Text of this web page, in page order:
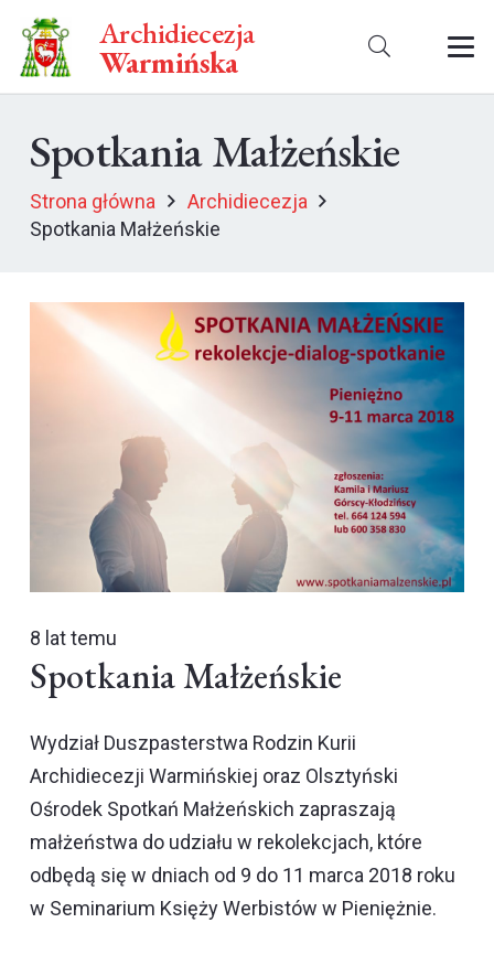
Archidiecezja
Warmińska
Spotkania Małżeńskie
Strona główna
Archidiecezja
Spotkania Małżeńskie
8 lat temu
Spotkania Małżeńskie
Wydział Duszpasterstwa Rodzin Kurii
Archidiecezji Warmińskiej oraz Olsztyński
Ośrodek Spotkań Małżeńskich zapraszają
małżeństwa do udziału w rekolekcjach, które
odbędą się w dniach od 9 do 11 marca 2018 roku
w Seminarium Księży Werbistów w Pieniężnie.